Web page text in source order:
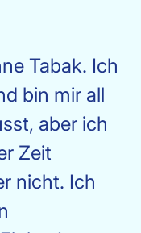
Tabak. Ich
bin mir all
aber ich
Zeit
nicht. Ich